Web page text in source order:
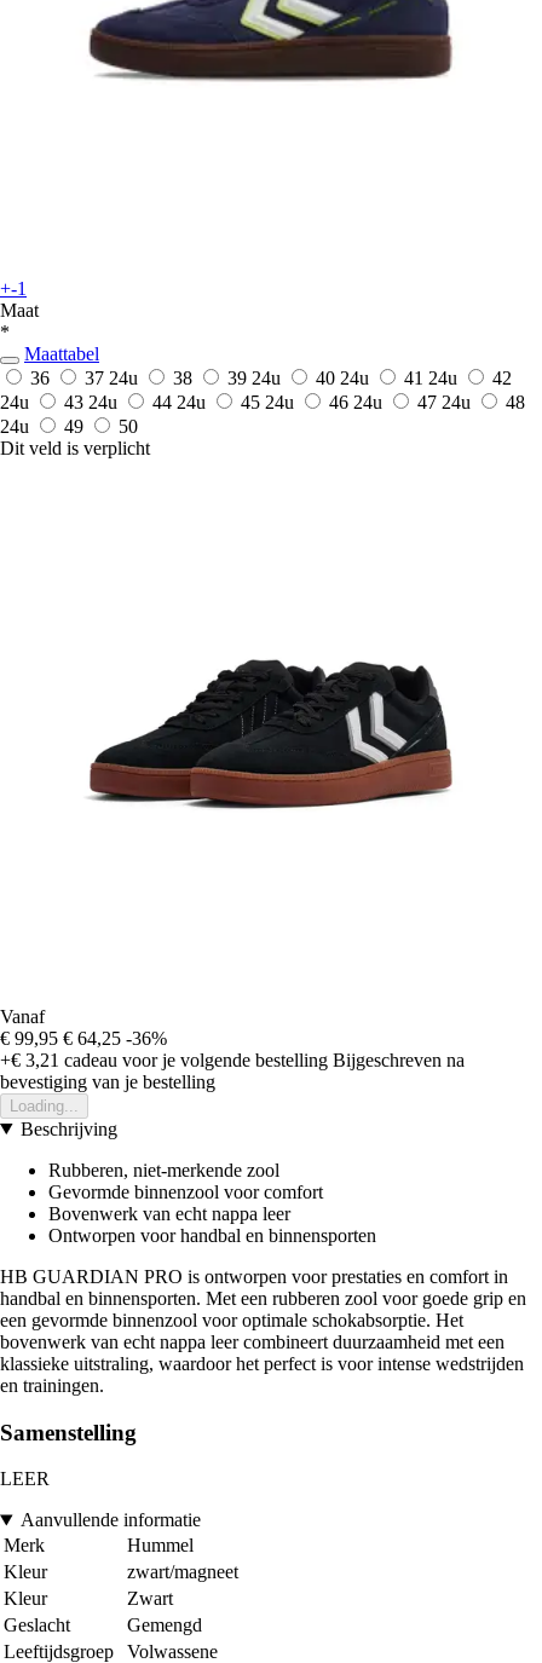
+-1
Maat
*
Maattabel
36
37 24u 38 39 24u 40 24u 41 24u
42
24u
43 24u 44 24u 45 24u 46 24u 47 24u
48
24u
49
50
Dit veld is verplicht
Vanaf
€ 99,95 € 64,25 -36%
+€ 3,21 cadeau voor je volgende bestelling Bijgeschreven na
bevestiging van je bestelling
Loading...
Beschrijving
Rubberen, niet-merkende zool
Gevormde binnenzool voor comfort
Bovenwerk van echt nappa leer
Ontworpen voor handbal en binnensporten
HB GUARDIAN PRO is ontworpen voor prestaties en comfort in
handbal en binnensporten. Met een rubberen zool voor goede grip en
een gevormde binnenzool voor optimale schokabsorptie. Het
bovenwerk van echt nappa leer combineert duurzaamheid met een
klassieke uitstraling, waardoor het perfect is voor intense wedstrijden
en trainingen.
Samenstelling
LEER
Aanvullende informatie
Merk
Hummel
Kleur
zwart/magneet
Kleur
Zwart
Geslacht
Gemengd
Leeftijdsgroep
Volwassene